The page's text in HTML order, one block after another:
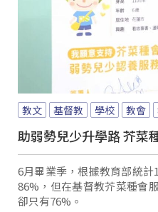
教文 基督教 學校 教會
助弱勢兒少升學路 芥菜
6月畢業季，根據教育部統
86%，但在基督教芥菜種會
卻只有76%。